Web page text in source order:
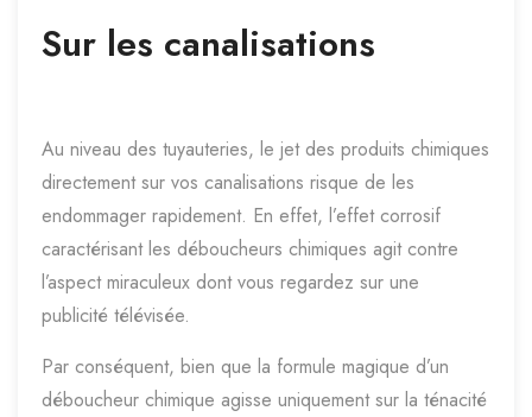
Sur les canalisations
Au niveau des tuyauteries, le jet des produits chimiques
directement sur vos canalisations risque de les
endommager rapidement. En effet, l’effet corrosif
caractérisant les déboucheurs chimiques agit contre
l’aspect miraculeux dont vous regardez sur une
publicité télévisée.
Par conséquent, bien que la formule magique d’un
déboucheur chimique agisse uniquement sur la ténacité